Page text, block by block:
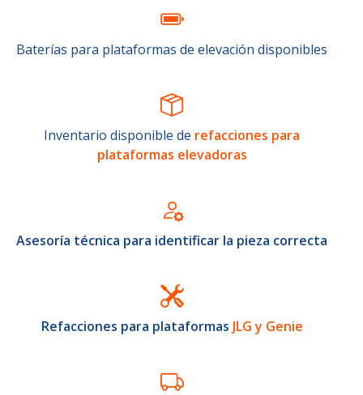
Baterías para plataformas de elevación disponibles
Inventario disponible de refacciones para
plataformas elevadoras
Asesoría técnica para identificar la pieza correcta
Refacciones para plataformas JLG y Genie